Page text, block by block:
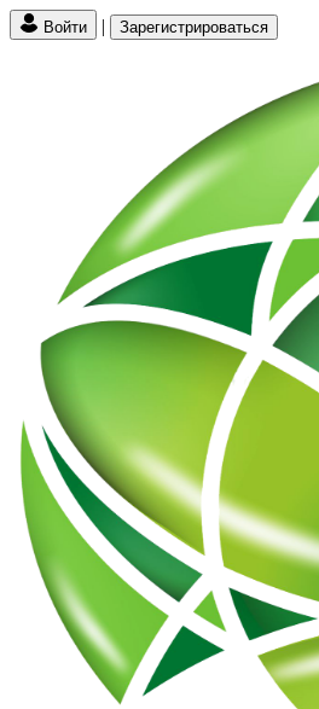
Войти | Зарегистрироваться